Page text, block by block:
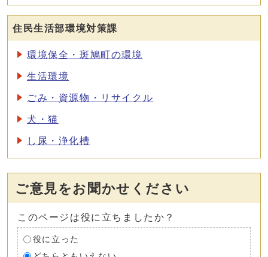
住民生活部環境対策課
環境保全・斑鳩町の環境
生活環境
ごみ・資源物・リサイクル
犬・猫
し尿・浄化槽
ご意見をお聞かせください
このページは役に立ちましたか？
役に立った